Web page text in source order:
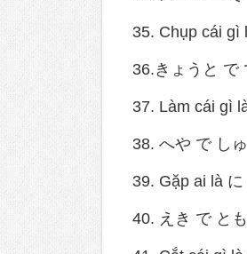
35. Chụp cái gì
36.きょうと で
37. Làm cái gì
38. へや で し
39. Gặp ai là
40. えき で と